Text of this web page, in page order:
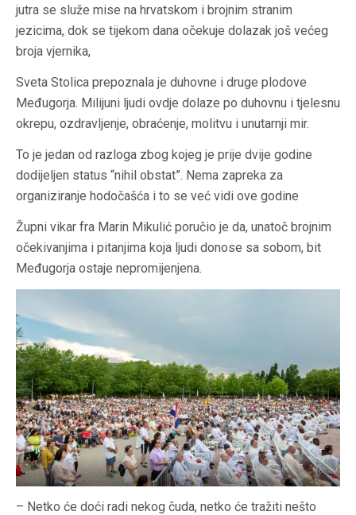
jutra se služe mise na hrvatskom i brojnim stranim
jezicima, dok se tijekom dana očekuje dolazak još većeg
broja vjernika,
Sveta Stolica prepoznala je duhovne i druge plodove
Međugorja. Milijuni ljudi ovdje dolaze po duhovnu i tjelesnu
okrepu, ozdravljenje, obraćenje, molitvu i unutarnji mir.
To je jedan od razloga zbog kojeg je prije dvije godine
dodijeljen status “nihil obstat”. Nema zapreka za
organiziranje hodočašća i to se već vidi ove godine
Župni vikar fra Marin Mikulić poručio je da, unatoč brojnim
očekivanjima i pitanjima koja ljudi donose sa sobom, bit
Međugorja ostaje nepromijenjena.
– Netko će doći radi nekog čuda, netko će tražiti nešto